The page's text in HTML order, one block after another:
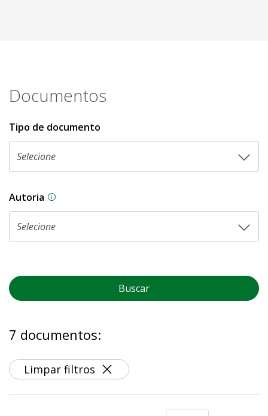
Documentos
Tipo de documento
Autoria As proposições legislativas na CLDF podem
Buscar
7 documentos:
Limpar filtros